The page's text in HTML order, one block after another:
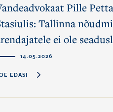
Pille
Tallinna
ei ole
14.05.2026
EDASI